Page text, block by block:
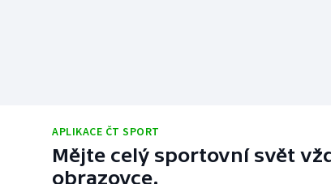
APLIKACE ČT SPORT
Mějte celý sportovní svět
obrazovce.